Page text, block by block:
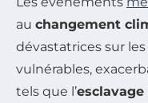
au changement
dévastatrices sur
vulnérables,
tels que l’